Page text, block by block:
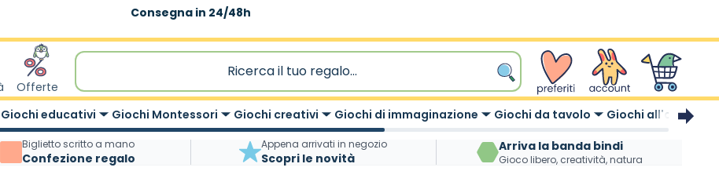
Consegna in 24/48h
Giochi educativi Giochi Montessori Giochi creativi Giochi di immaginazione Giochi da tavolo Giochi all'aperto
Offerte
wishlist Account Carrello
Biglietto scritto a mano
Confezione regalo
Appena arrivati in negozio
Scopri le novità
Arriva la banda bindi
Gioco libero, creatività, natura